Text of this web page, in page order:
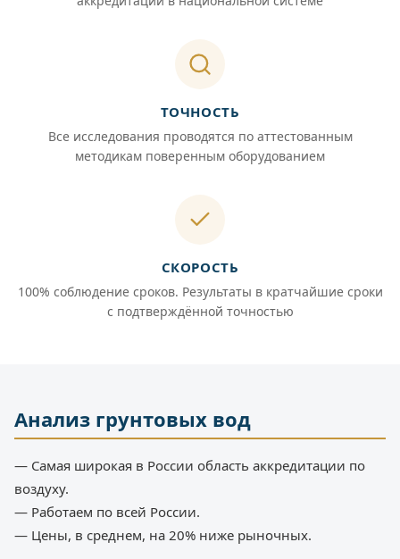
ТОЧНОСТЬ
Все исследования проводятся по аттестованным
методикам поверенным оборудованием
СКОРОСТЬ
100% соблюдение сроков. Результаты в кратчайшие сроки
с подтверждённой точностью
Анализ грунтовых вод
— Самая широкая в России область аккредитации по
воздуху.
— Работаем по всей России.
— Цены, в среднем, на 20% ниже рыночных.